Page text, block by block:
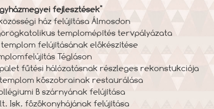
fejlesztések"
ház felújítása Álmosdon
templomépítés tervpályázata
felújításának előkészítése
Tégláson
fűtési hálózatásnak részleges rekonstukciója
kőszobrainak restaurálása
B szárnyának felújítása
Isk. főzőkonyhájának felújítása